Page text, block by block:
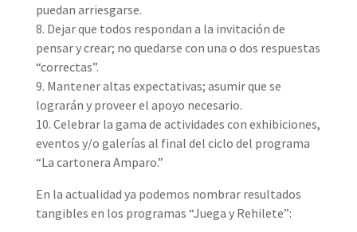
puedan arriesgarse.
8. Dejar que todos respondan a la invitación de
pensar y crear; no quedarse con una o dos respuestas
“correctas”.
9. Mantener altas expectativas; asumir que se
lograrán y proveer el apoyo necesario.
10. Celebrar la gama de actividades con exhibiciones,
eventos y/o galerías al final del ciclo del programa
“La cartonera Amparo.”
En la actualidad ya podemos nombrar resultados
tangibles en los programas “Juega y Rehilete”: